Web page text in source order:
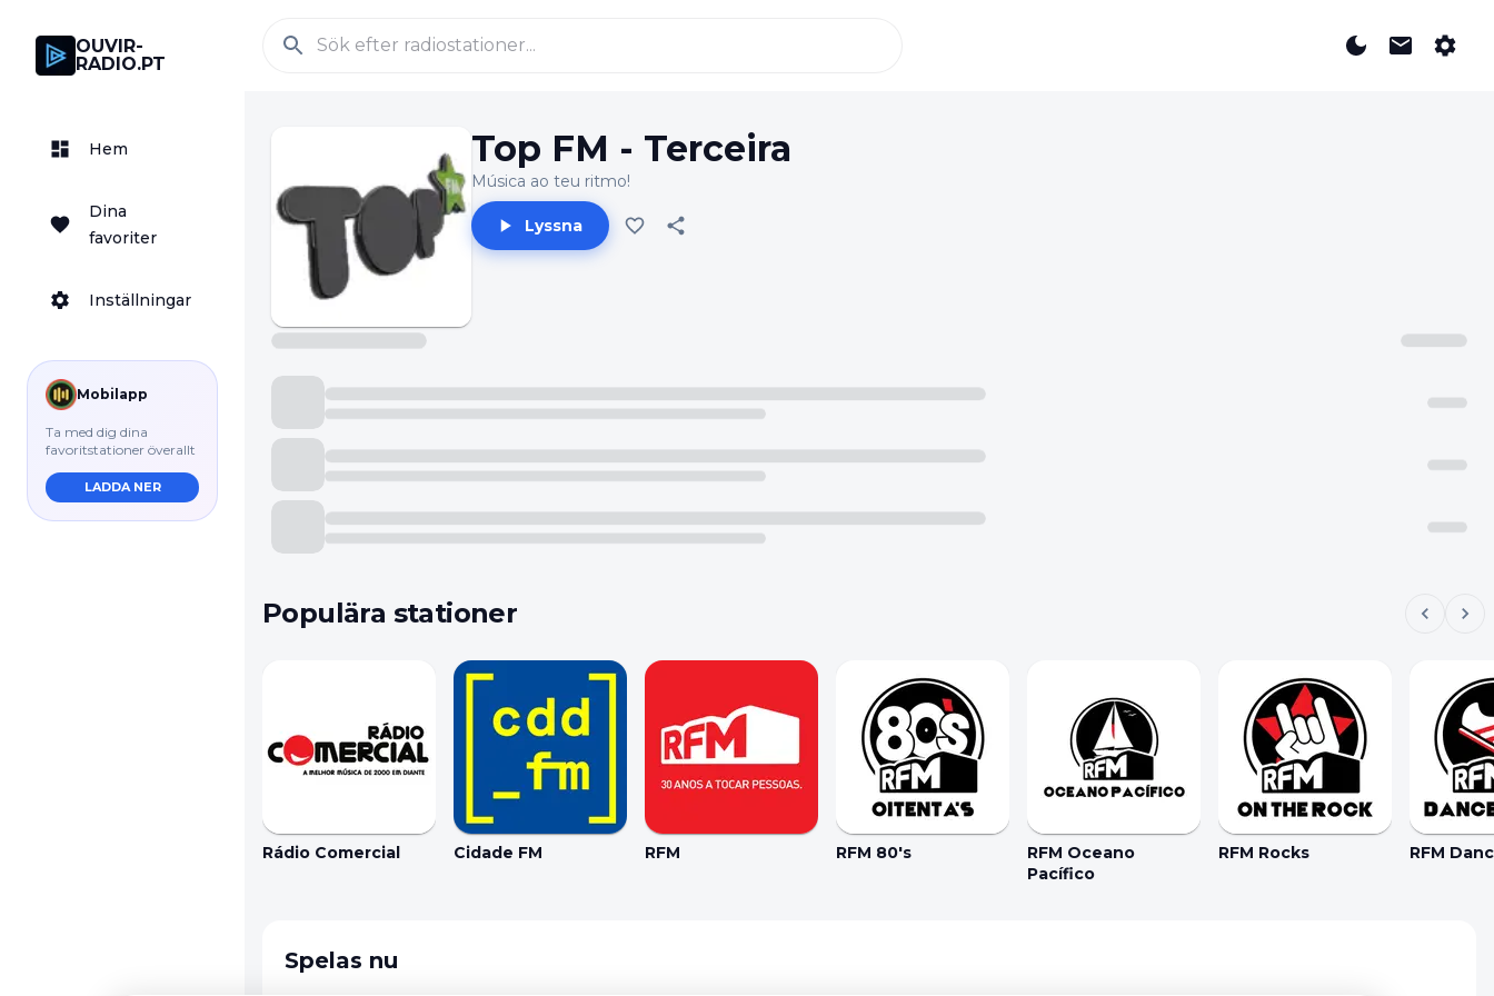
OUVIR-
RADIO.PT
Hem
Dina
favoriter
Inställningar
Mobilapp
Ta med dig dina
favoritstationer överallt
LADDA NER
Top FM - Terceira
Música ao teu ritmo!
Lyssna
Populära stationer
Rádio Comercial Cidade FM RFM RFM 80's
RFM Oceano
Pacífico
RFM Rocks RFM
Spelas nu